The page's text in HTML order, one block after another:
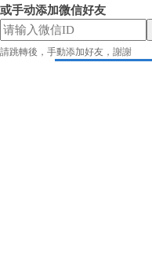
或手动添加微信好友
請跳轉後，手動添加好友，謝謝